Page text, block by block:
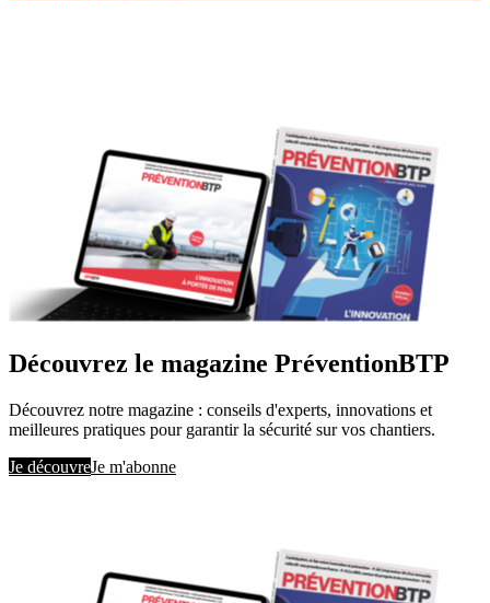
Découvrez le magazine PréventionBTP
Découvrez notre magazine : conseils d'experts, innovations et
meilleures pratiques pour garantir la sécurité sur vos chantiers.
Je découvreJe m'abonne